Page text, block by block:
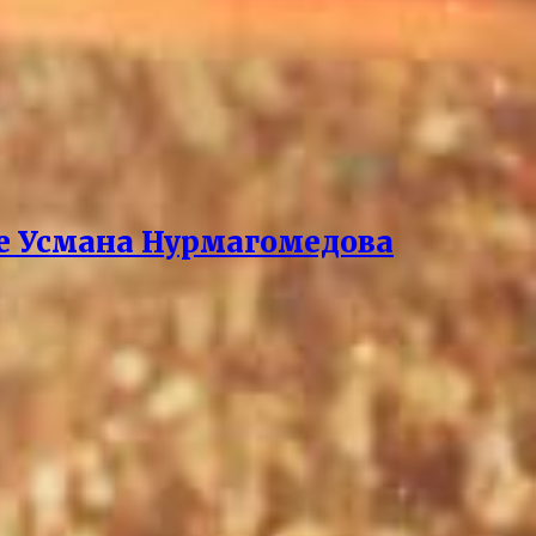
Усмана Нурмагомедова